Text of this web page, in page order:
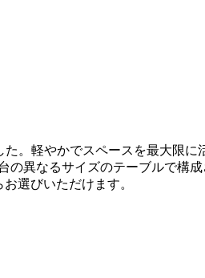
。軽やかでスペースを最大限
異なるサイズのテーブルで構
選びいただけます。